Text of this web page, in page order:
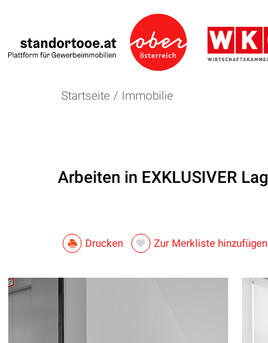
Startseite / Immobilie
Arbeiten in EXKLUSIVER
Drucken Zur Merkliste hinzufügen